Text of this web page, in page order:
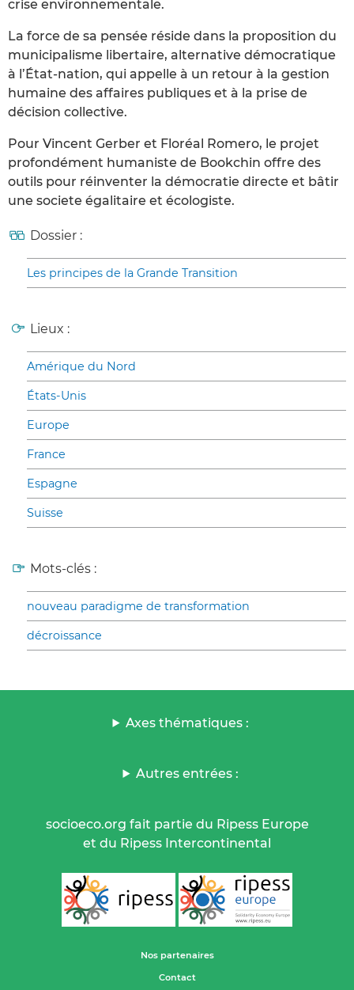
crise environnementale.
La force de sa pensée réside dans la proposition du
municipalisme libertaire, alternative démocratique
à l’État-nation, qui appelle à un retour à la gestion
humaine des affaires publiques et à la prise de
décision collective.
Pour Vincent Gerber et Floréal Romero, le projet
profondément humaniste de Bookchin offre des
outils pour réinventer la démocratie directe et bâtir
une societe égalitaire et écologiste.
Dossier :
Les principes de la Grande Transition
Lieux :
Amérique du Nord
États-Unis
Europe
France
Espagne
Suisse
Mots-clés :
nouveau paradigme de transformation
décroissance
Axes thématiques :
Autres entrées :
socioeco.org fait partie du Ripess Europe
et du Ripess Intercontinental
Nos partenaires
Contact